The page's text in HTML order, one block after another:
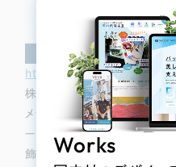
Works
https://vi-college.jp/
株式会社ヴィジーン・トレー
メディアサイトを制作いたし
ーの組み合わせで
上品で落
飾り枠にクラシックなデザイ